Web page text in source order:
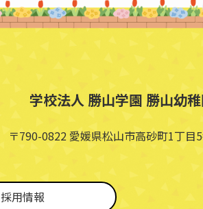
学校法人 勝山学園 勝山幼
〒790-0822 愛媛県松山市高砂町1丁目
採用情報